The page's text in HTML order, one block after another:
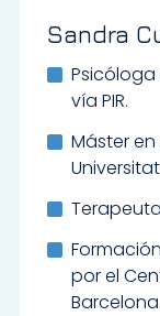
Sandra
Psicóloga
vía PIR.
Máster
Terapeuta
por el
Barcelona.